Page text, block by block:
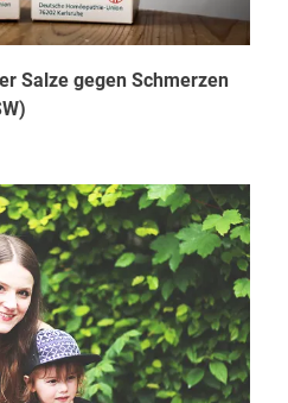
Salze gegen Schmerzen